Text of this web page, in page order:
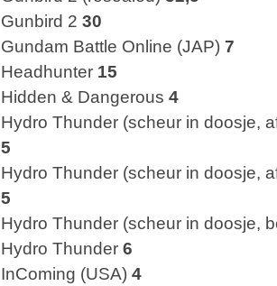
Gunbird 2 30
Gundam Battle Online (JAP) 7
Headhunter 15
Hidden & Dangerous 4
Hydro Thunder (scheur in doosje,
5
Hydro Thunder (scheur in doosje,
5
Hydro Thunder (scheur in doosje,
Hydro Thunder 6
InComing (USA) 4